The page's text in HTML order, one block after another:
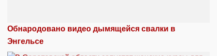
Обнародовано видео дымящейся свалки в
Энгельсе